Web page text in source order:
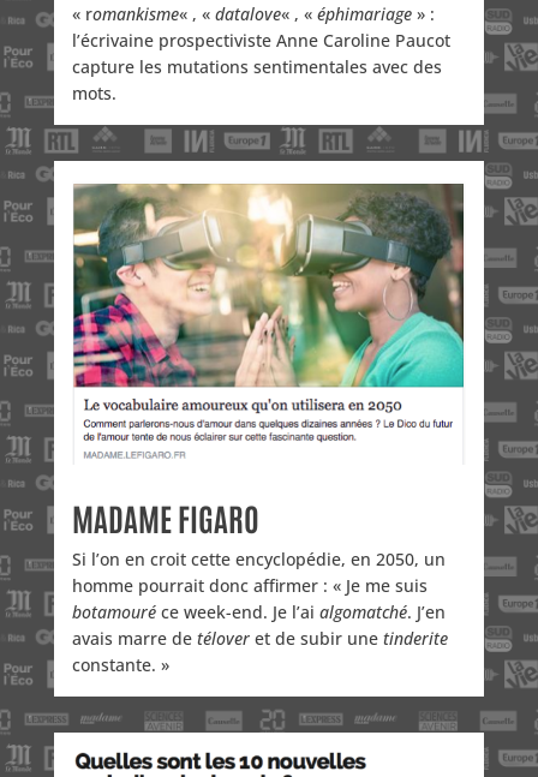
« romankisme« , « datalove« , « éphimariage» :
l’écrivaine prospectiviste Anne Caroline Paucot
capture les mutations sentimentales avec des
mots.
MADAME FIGARO
Si l’on en croit cette encyclopédie, en 2050, un
homme pourrait donc affirmer : « Je me suis
botamouréce week-end. Je l’ai algomatché. J’en
avais marre de téloveret de subir une tinderite
constante. »